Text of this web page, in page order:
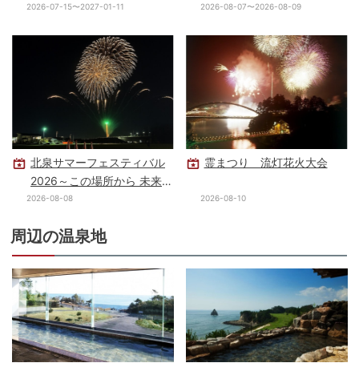
2026-07-15〜2027-01-11 2026-08-07〜2026-08-09
北泉サマーフェスティバル
2026～この場所から 未来を
照らせ～
2026-08-08
霊まつり 流灯花火大会
2026-08-10
周辺の温泉地